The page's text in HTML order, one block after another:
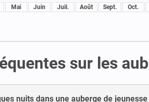
Mai Juin Juil. Août Sept. Oct.
sur les
nuits dans une auberge de